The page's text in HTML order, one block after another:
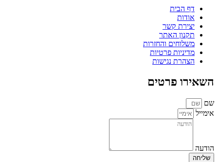
דף הבית
אודות
יצירת קשר
תקנון האתר
משלוחים והחזרות
מדיניות פרטיות
הצהרת נגישות
השאירו פרטים
שם
אימייל
הודעה
שליחה